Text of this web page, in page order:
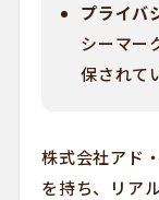
プライバ
シーマー
保されて
株式会社アド
を持ち、リア